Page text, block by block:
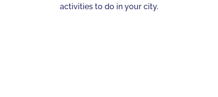
activities to do in your city.